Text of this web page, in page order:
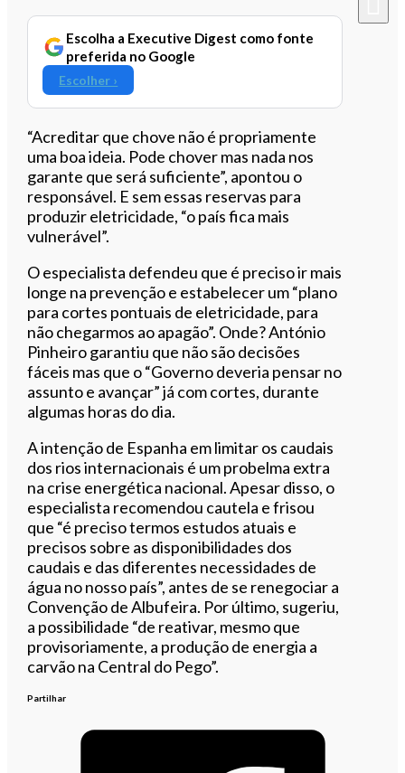
Escolha a Executive Digest como fonte
preferida no Google
Escolher ›
“Acreditar que chove não é propriamente
uma boa ideia. Pode chover mas nada nos
garante que será suficiente”, apontou o
responsável. E sem essas reservas para
produzir eletricidade, “o país fica mais
vulnerável”.
O especialista defendeu que é preciso ir mais
longe na prevenção e estabelecer um “plano
para cortes pontuais de eletricidade, para
não chegarmos ao apagão”. Onde? António
Pinheiro garantiu que não são decisões
fáceis mas que o “Governo deveria pensar no
assunto e avançar” já com cortes, durante
algumas horas do dia.
A intenção de Espanha em limitar os caudais
dos rios internacionais é um probelma extra
na crise energética nacional. Apesar disso, o
especialista recomendou cautela e frisou
que “é preciso termos estudos atuais e
precisos sobre as disponibilidades dos
caudais e das diferentes necessidades de
água no nosso país”, antes de se renegociar a
Convenção de Albufeira. Por último, sugeriu,
a possibilidade “de reativar, mesmo que
provisoriamente, a produção de energia a
carvão na Central do Pego”.
Partilhar